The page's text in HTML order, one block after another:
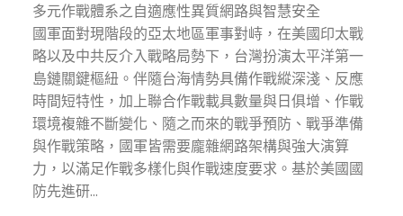
多元作戰體系之自適應性異質網路與智慧安全
國軍面對現階段的亞太地區軍事對峙，在美國印太戰
略以及中共反介入戰略局勢下，台灣扮演太平洋第一
島鏈關鍵樞紐。伴隨台海情勢具備作戰縱深淺、反應
時間短特性，加上聯合作戰載具數量與日俱增、作戰
環境複雜不斷變化、隨之而來的戰爭預防、戰爭準備
與作戰策略，國軍皆需要龐雜網路架構與強大演算
力，以滿足作戰多樣化與作戰速度要求。基於美國國
防先進研...